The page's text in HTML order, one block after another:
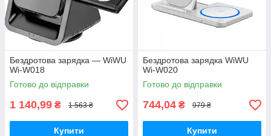
Бездротова зарядка — WiWU
Wi-W018
Готово до відправки
1 140,99 ₴ 1 563 ₴
Купити
Бездротова зарядка WiWU
Wi-W020
Готово до відправки
744,04 ₴ 979 ₴
Купити